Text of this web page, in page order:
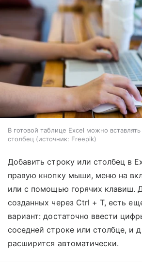
В готовой таблице Excel можно вставлять
столбец
источник: Freepik
Добавить строку или столбец в
правую кнопку мыши, меню на
или с помощью горячих клавиш.
созданных через Ctrl + T, есть
вариант: достаточно ввести
соседней строке или столбце, и
расширится автоматически.